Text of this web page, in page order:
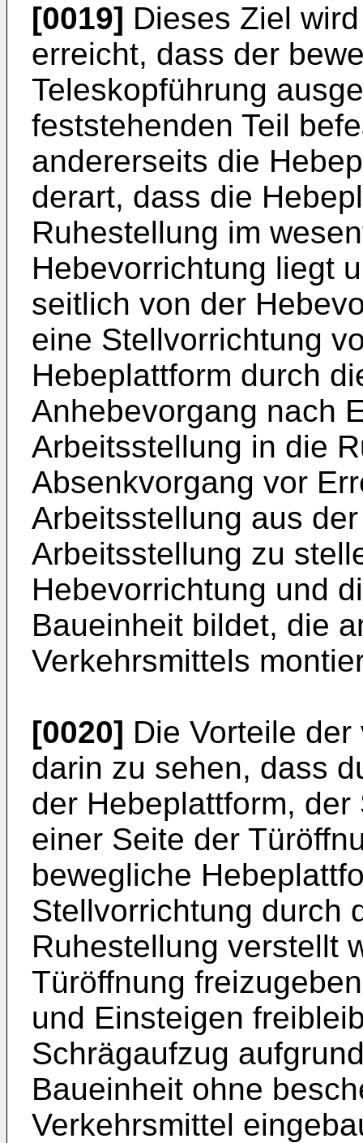
[0019] Dieses Ziel
erreicht, dass der
Teleskopführung
feststehenden Teil
andererseits die
derart, dass die
Ruhestellung im
Hebevorrichtung liegt
seitlich von der
eine Stellvorrichtung
Hebeplattform durch
Anhebevorgang nach
Arbeitsstellung in die
Absenkvorgang vor
Arbeitsstellung aus
Arbeitsstellung zu
Hebevorrichtung und
Baueinheit bildet, die
Verkehrsmittels
[0020] Die Vorteile
darin zu sehen, dass
der Hebeplattform,
einer Seite der
bewegliche
Stellvorrichtung durch
Ruhestellung verstellt
Türöffnung
und Einsteigen
Schrägaufzug
Baueinheit ohne
Verkehrsmittel